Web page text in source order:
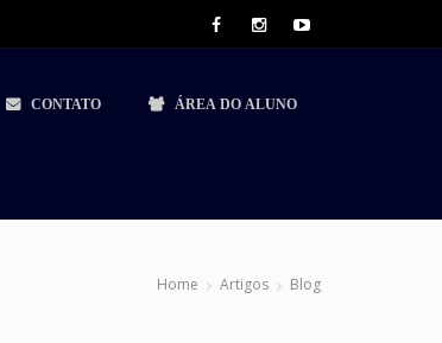
CONTATO ÁREA DO ALUNO
Home Artigos Blog